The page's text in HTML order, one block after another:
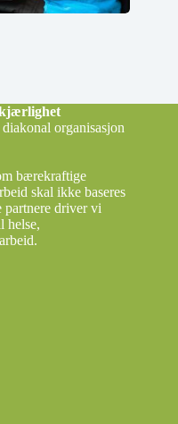
kjærlighet
organisasjon
bærekraftige
skal ikke baseres
partnere driver vi
helse,